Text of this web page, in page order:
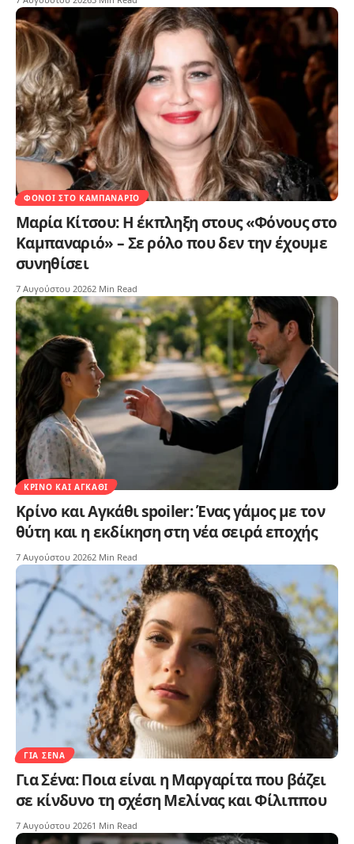
ΦΌΝΟΙ ΣΤΟ ΚΑΜΠΑΝΑΡΙΌ
Μαρία Κίτσου: Η έκπληξη στους «Φόνους στο
Καμπαναριό» – Σε ρόλο που δεν την έχουμε
συνηθίσει
7 Αυγούστου 20262 Min Read
ΚΡΊΝΟ ΚΑΙ ΑΓΚΆΘΙ
Κρίνο και Αγκάθι spoiler: Ένας γάμος με τον
θύτη και η εκδίκηση στη νέα σειρά εποχής
7 Αυγούστου 20262 Min Read
ΓΙΑ ΣΈΝΑ
Για Σένα: Ποια είναι η Μαργαρίτα που βάζει
σε κίνδυνο τη σχέση Μελίνας και Φίλιππου
7 Αυγούστου 20261 Min Read